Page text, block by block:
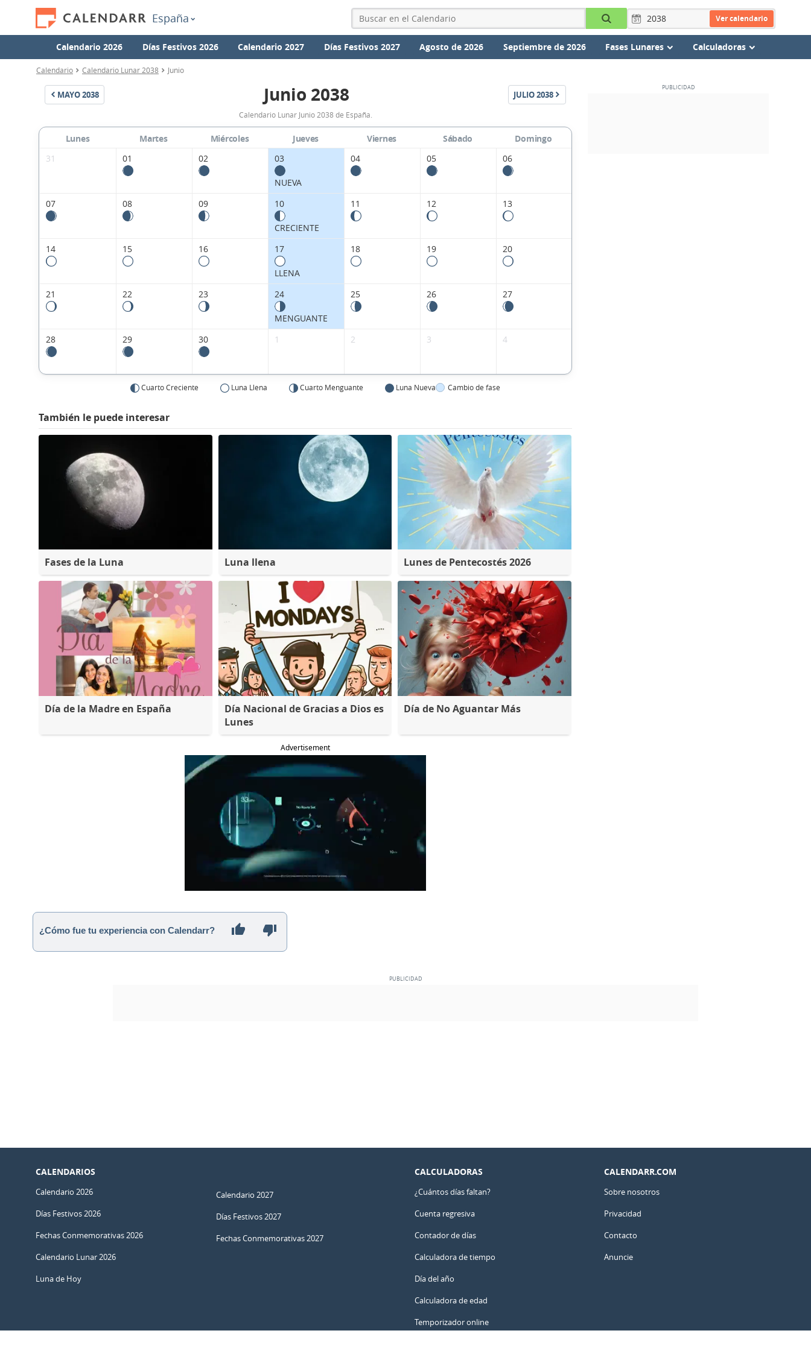
España Ver calendario
Calendario 2026 Días Festivos 2026 Calendario 2027 Días Festivos 2027 Agosto de 2026 Septiembre de 2026 Fases Lunares Calculadoras
Calendario Calendario Lunar 2038 Junio
MAYO2038
Calendario
Lunar
Junio
de
España.
Junio 2038 JULIO2038
Calendario Lunar Junio 2038 de España.
Lunes Martes Miércoles Jueves Viernes Sábado
Domingo
31
01 02 03
NUEVA
04 05 06
07 08 09 10
CRECIENTE
11 12 13
14 15 16 17
LLENA
18 19 20
21 22 23 24
MENGUANTE
25 26 27
28 29 30 1 2 3 4
Cuarto Creciente Luna Llena Cuarto Menguante Luna Nueva Cambio de fase
También le puede interesar
Fases de la Luna Luna llena Lunes de Pentecostés 2026
Día de la Madre en España
Día Nacional de Gracias a Dios es
Lunes
Día de No Aguantar Más
Advertisement
¿Cómo fue tu experiencia con Calendarr?
CALENDARIOS
Calendario 2026
Días Festivos 2026
Fechas Conmemorativas 2026
Calendario Lunar 2026
Luna de Hoy
Calendario 2027
Días Festivos 2027
Fechas Conmemorativas 2027
CALCULADORAS
¿Cuántos días faltan?
Cuenta regresiva
Contador de días
Calculadora de tiempo
Día del año
Calculadora de edad
Temporizador online
CALENDARR.COM
Sobre nosotros
Privacidad
Contacto
Anuncie